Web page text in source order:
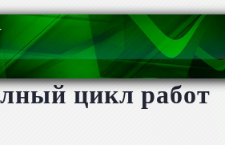
цикл работ